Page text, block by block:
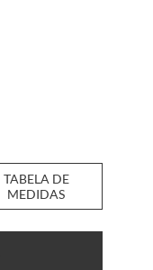
TABELA DE
MEDIDAS